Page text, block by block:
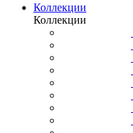
Коллекции
Коллекции